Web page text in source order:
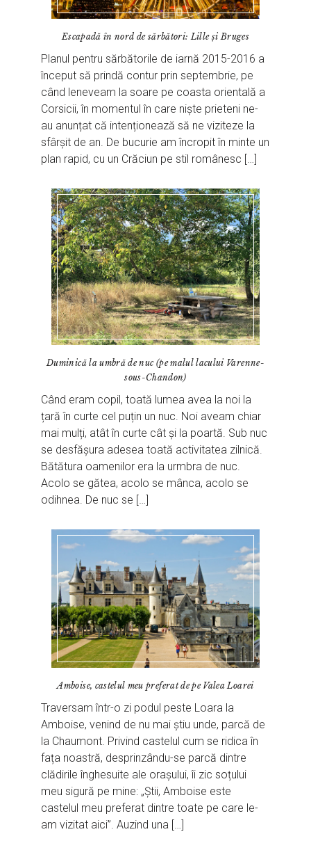
Escapadă în nord de sărbători: Lille și Bruges
Planul pentru sărbătorile de iarnă 2015-2016 a
început să prindă contur prin septembrie, pe
când leneveam la soare pe coasta orientală a
Corsicii, în momentul în care niște prieteni ne-
au anunțat că intenționează să ne viziteze la
sfârșit de an. De bucurie am încropit în minte un
plan rapid, cu un Crăciun pe stil românesc […]
Duminică la umbră de nuc (pe malul lacului Varenne-
sous-Chandon)
Când eram copil, toată lumea avea la noi la
țară în curte cel puțin un nuc. Noi aveam chiar
mai mulți, atât în curte cât și la poartă. Sub nuc
se desfășura adesea toată activitatea zilnică.
Bătătura oamenilor era la urmbra de nuc.
Acolo se gătea, acolo se mânca, acolo se
odihnea. De nuc se […]
Amboise, castelul meu preferat de pe Valea Loarei
Traversam într-o zi podul peste Loara la
Amboise, venind de nu mai știu unde, parcă de
la Chaumont. Privind castelul cum se ridica în
fața noastră, desprinzându-se parcă dintre
clădirile înghesuite ale orașului, îi zic soțului
meu sigură pe mine: „Știi, Amboise este
castelul meu preferat dintre toate pe care le-
am vizitat aici”. Auzind una […]